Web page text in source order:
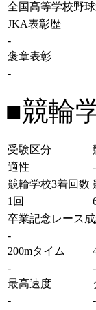
全国高等学校野
JKA表彰歴
-
褒章表彰
-
■競輪
受験区分
適性
-
競輪学校3着回数
1回
卒業記念レース
-
200mタイム
-
-
最高速度
-
-